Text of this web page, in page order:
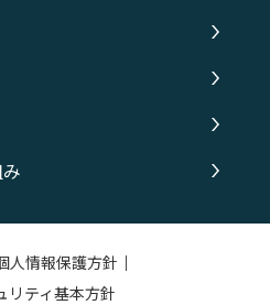
人情報保護方針 ｜
リティ基本方針